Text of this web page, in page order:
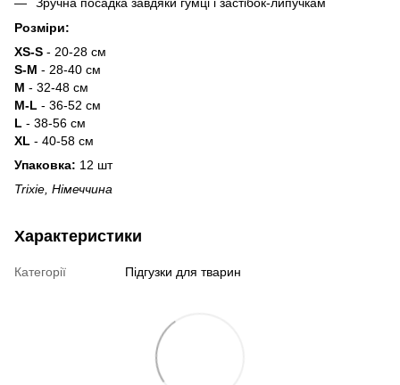
Розміри:
XS-S - 20-28 см
S-M - 28-40 см
M - 32-48 см
M-L - 36-52 см
L - 38-56 см
XL - 40-58 см
Упаковка: 12 шт
Trixie, Німеччина
Характеристики
Категорії Підгузки для тварин